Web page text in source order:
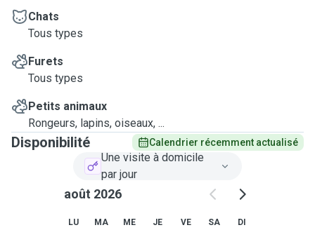
Chats
Tous types
Furets
Tous types
Petits animaux
Rongeurs, lapins, oiseaux, ...
Disponibilité Calendrier récemment actualisé
Une visite à domicile
par jour
août 2026
LU MA ME JE VE SA DI